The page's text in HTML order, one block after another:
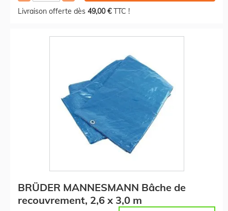
Livraison offerte dès 49,00 €TTC !
BRÜDER MANNESMANN Bâche de
recouvrement, 2,6 x 3,0 m